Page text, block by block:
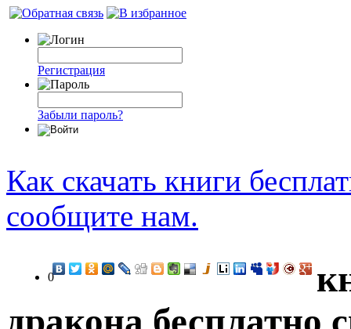
Регистрация
Забыли пароль?
Как скачать книги
сообщите нам.
0